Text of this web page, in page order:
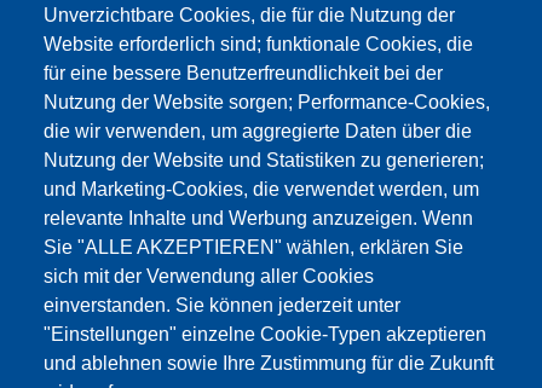
Unverzichtbare Cookies, die für die Nutzung der
Website erforderlich sind; funktionale Cookies, die
für eine bessere Benutzerfreundlichkeit bei der
Nutzung der Website sorgen; Performance-Cookies,
die wir verwenden, um aggregierte Daten über die
Nutzung der Website und Statistiken zu generieren;
und Marketing-Cookies, die verwendet werden, um
relevante Inhalte und Werbung anzuzeigen. Wenn
Sie "ALLE AKZEPTIEREN" wählen, erklären Sie
sich mit der Verwendung aller Cookies
einverstanden. Sie können jederzeit unter
"Einstellungen" einzelne Cookie-Typen akzeptieren
und ablehnen sowie Ihre Zustimmung für die Zukunft
/Ranglisten/Graduatorie
Graduatorie 2016/17 intendenza
ladina - Ranglisten 2016/17 ladinisches
Schulamt
Definitive Landesranglisten 2015/16
Delibera assunzione - Beschluss
Aufnahme n°661 09/06/2015